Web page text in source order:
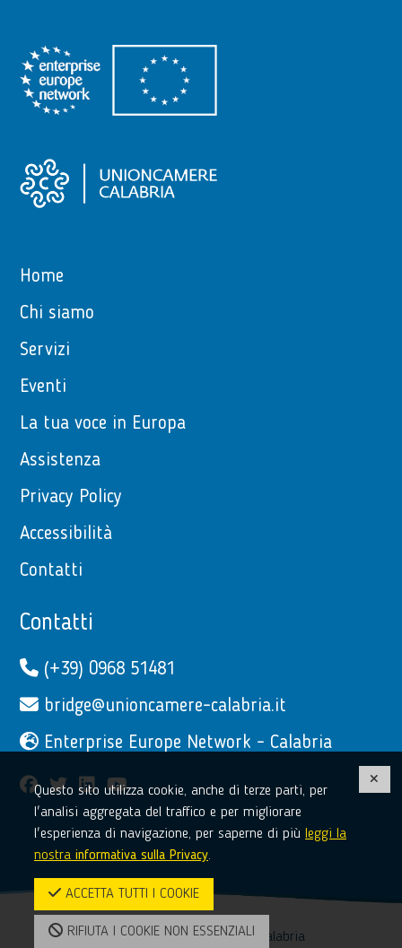
Home
Chi siamo
Servizi
Eventi
La tua voce in Europa
Assistenza
Privacy Policy
Accessibilità
Contatti
Contatti
(+39) 0968 51481
bridge@unioncamere-calabria.it
Enterprise Europe Network - Calabria
facebook
twitterlinkedinyoutube
© 2017-2026 Unioncamere Calabria
Questo sito utilizza cookie, anche di terze parti, per
l'analisi aggregata del traffico e per migliorare
l'esperienza di navigazione, per saperne di più leggi la
nostra informativa sulla Privacy.
ACCETTA TUTTI I COOKIE
RIFIUTA I COOKIE NON ESSENZIALI